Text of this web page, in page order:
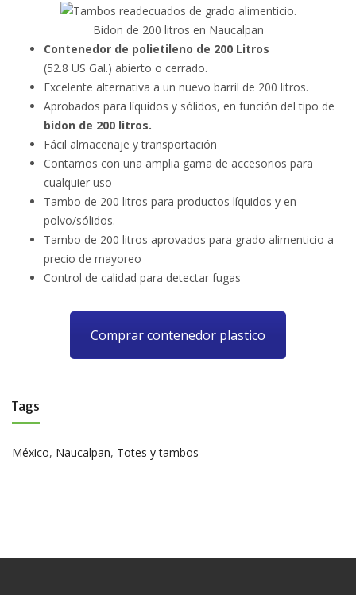
Bidon de 200 litros en Naucalpan
Contenedor de polietileno de 200 Litros
(52.8 US Gal.) abierto o cerrado.
Excelente alternativa a un nuevo barril de 200 litros.
Aprobados para líquidos y sólidos, en función del tipo de
bidon de 200 litros.
Fácil almacenaje y transportación
Contamos con una amplia gama de accesorios para
cualquier uso
Tambo de 200 litros para productos líquidos y en
polvo/sólidos.
Tambo de 200 litros aprovados para grado alimenticio a
precio de mayoreo
Control de calidad para detectar fugas
Comprar contenedor plastico
Tags
México, Naucalpan, Totes y tambos